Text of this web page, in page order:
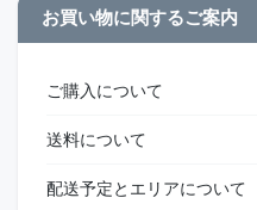
お買い物に関するご案内
ご購入について
送料について
配送予定とエリアについて